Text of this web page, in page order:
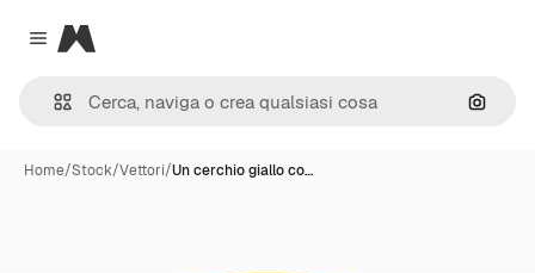
Close menu
Magnific
Cerca
Home/Stock/Vettori/Un cerchio giallo co…